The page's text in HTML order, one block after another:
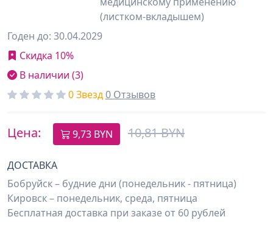
(листком-вкладышем)
Годен до: 30.04.2029
Скидка 10%
В наличии (3)
0 Звезд0 Отзывов
Цена: 9,73 BYN 10,81 BYN
ДОСТАВКА
Бобруйск – будние дни (понедельник - пятница)
Кировск – понедельник, среда, пятница
Бесплатная доставка при заказе от 60 рублей